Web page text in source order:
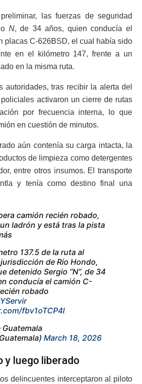
las fuerzas de seguridad
N, de 34 años, quien conducía el
placas C-626BSD, el cual había sido
en el kilómetro 147, frente a un
en la misma ruta.
autoridades, tras recibir la alerta del
activaron un cierre de rutas
por frecuencia interna, lo que
en cuestión de minutos.
aún contenía su carga intacta, la
de limpieza como detergentes
entre otros insumos. El transporte
y tenía como destino final una
camión recién robado,
ladrón y está tras la pista
137.5 de la ruta al
de Río Hondo,
detenido Sergio “N”, de 34
conducía el camión C-
robado
fbv1oTCP4I
March 18, 2026
y luego liberado
delincuentes interceptaron al piloto